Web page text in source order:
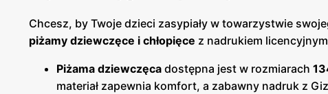
Chcesz, by Twoje dzieci zasypiały w towarzystwie
piżamy dziewczęce i chłopięce z nadrukiem licencyjnym
Piżama dziewczęca dostępna jest w rozmiarach
materiał zapewnia komfort, a zabawny nadruk z